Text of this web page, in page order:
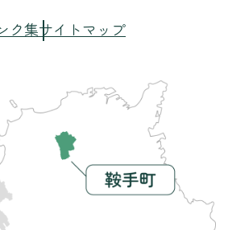
ク集サイトマップ